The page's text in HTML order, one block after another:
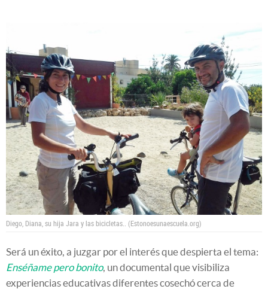
Diego, Diana, su hija Jara y las bicicletas.. (Estonoesunaescuela.org)
Será un éxito, a juzgar por el interés que despierta el tema:
Enséñame pero bonito, un documental que visibiliza
experiencias educativas diferentes cosechó cerca de